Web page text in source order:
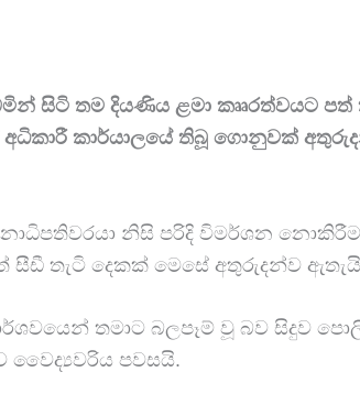
සිටි තම දියණිය ළමා කෲරත්වයට
කාර්යාලයේ තිබූ ගොනුවක්
නිසි පරිදි විමර්ශන
සීඩී තැටි දෙකක් මෙසේ අතුරුදන්ව
තමාට බලපෑම් වූ බව සිදුව
වෛද්‍යවරිය පවසයි.